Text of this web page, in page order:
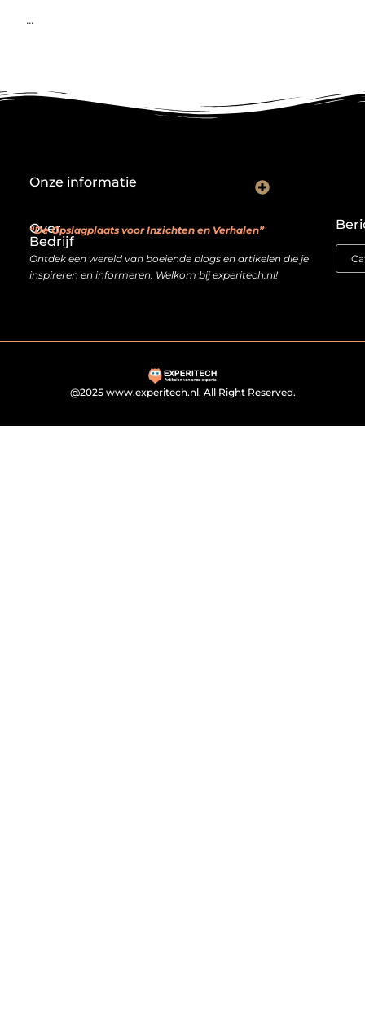
...
Over
Bedrijf
“De Opslagplaats voor Inzichten en Verhalen”
Ontdek een wereld van boeiende blogs en artikelen die je
inspireren en informeren. Welkom bij experitech.nl!
Onze informatie
@2025 www.experitech.nl. All Right Reserved.